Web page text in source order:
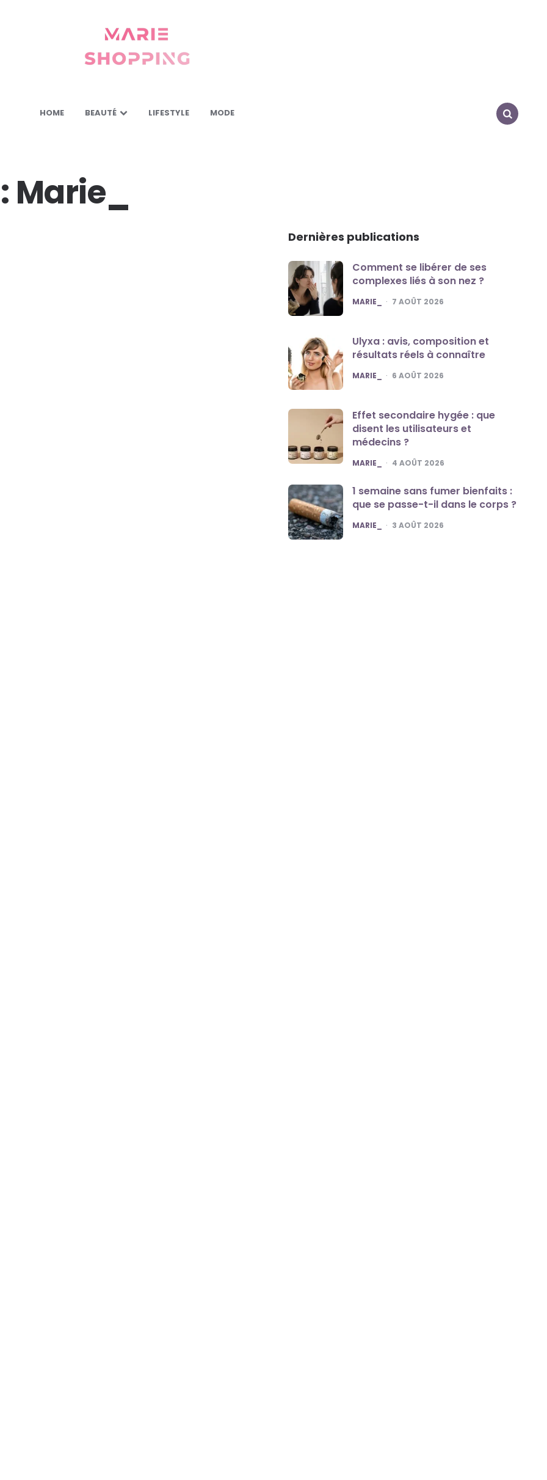
HOME BEAUTÉ LIFESTYLE
MODE
Marie_
Dernières publications
Comment se libérer de ses
complexes liés à son nez ?
POSTED
MARIE_ 7 AOÛT 2026
Ulyxa : avis, composition et
résultats réels à connaître
POSTED
MARIE_ 6 AOÛT 2026
Effet secondaire hygée : que
disent les utilisateurs et
médecins ?
POSTED
MARIE_ 4 AOÛT 2026
1 semaine sans fumer bienfaits :
que se passe-t-il dans le corps ?
POSTED
MARIE_ 3 AOÛT 2026